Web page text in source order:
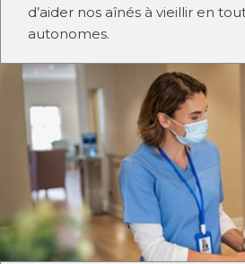
d’aider nos aînés à vieillir en
autonomes.